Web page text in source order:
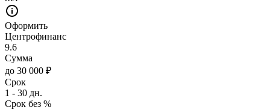
Оформить
Центрофинанс
9.6
Сумма
до 30 000 ₽
Срок
1 - 30 дн.
Срок без %